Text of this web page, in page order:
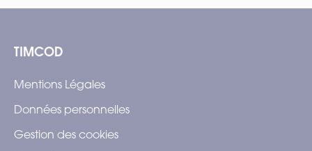
TIMCOD
Mentions Légales
Données personnelles
Gestion des cookies